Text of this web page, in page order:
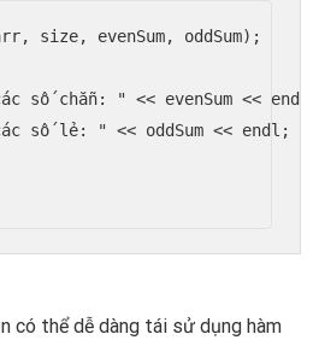
size, evenSum, oddSum);
số chẵn: " << evenSum << endl;
số lẻ: " << oddSum << endl;
có thể dễ dàng tái sử dụng hàm